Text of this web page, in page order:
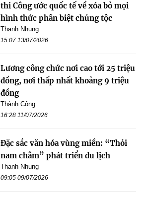
thi Công ước quốc tế về xóa bỏ mọi
hình thức phân biệt chủng tộc
Thanh Nhung
15:07 13/07/2026
Lương công chức nơi cao tới 25 triệu
đồng, nơi thấp nhất khoảng 9 triệu
đồng
Thành Công
16:28 11/07/2026
Đặc sắc văn hóa vùng miền: “Thỏi
nam châm” phát triển du lịch
Thanh Nhung
09:05 09/07/2026